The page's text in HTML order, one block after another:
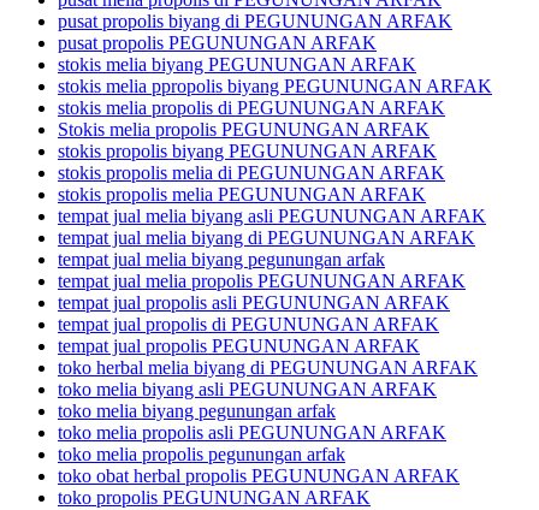
pusat propolis biyang di PEGUNUNGAN ARFAK
pusat propolis PEGUNUNGAN ARFAK
stokis melia biyang PEGUNUNGAN ARFAK
stokis melia ppropolis biyang PEGUNUNGAN ARFAK
stokis melia propolis di PEGUNUNGAN ARFAK
Stokis melia propolis PEGUNUNGAN ARFAK
stokis propolis biyang PEGUNUNGAN ARFAK
stokis propolis melia di PEGUNUNGAN ARFAK
stokis propolis melia PEGUNUNGAN ARFAK
tempat jual melia biyang asli PEGUNUNGAN ARFAK
tempat jual melia biyang di PEGUNUNGAN ARFAK
tempat jual melia biyang pegunungan arfak
tempat jual melia propolis PEGUNUNGAN ARFAK
tempat jual propolis asli PEGUNUNGAN ARFAK
tempat jual propolis di PEGUNUNGAN ARFAK
tempat jual propolis PEGUNUNGAN ARFAK
toko herbal melia biyang di PEGUNUNGAN ARFAK
toko melia biyang asli PEGUNUNGAN ARFAK
toko melia biyang pegunungan arfak
toko melia propolis asli PEGUNUNGAN ARFAK
toko melia propolis pegunungan arfak
toko obat herbal propolis PEGUNUNGAN ARFAK
toko propolis PEGUNUNGAN ARFAK